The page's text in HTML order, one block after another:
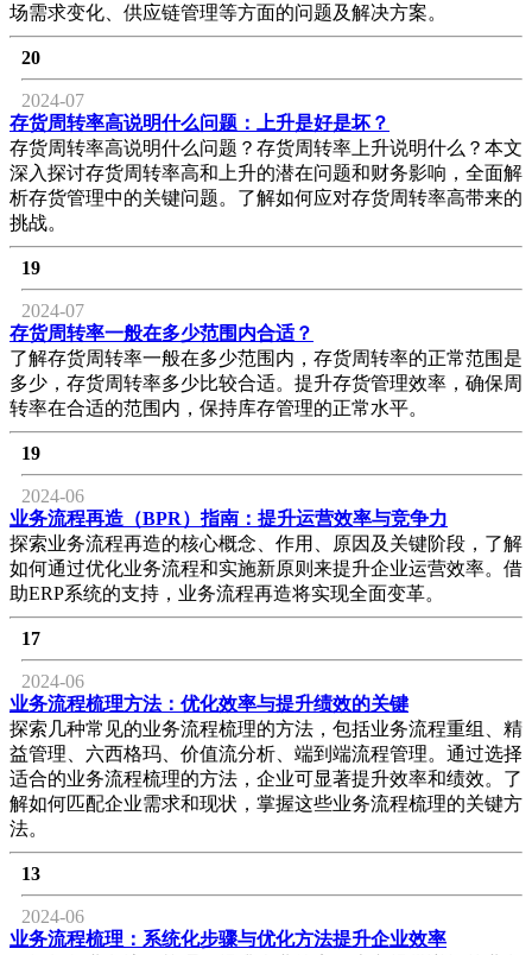
场需求变化、供应链管理等方面的问题及解决方案。
20
2024-07
存货周转率高说明什么问题：上升是好是坏？
存货周转率高说明什么问题？存货周转率上升说明什么？本文
深入探讨存货周转率高和上升的潜在问题和财务影响，全面解
析存货管理中的关键问题。了解如何应对存货周转率高带来的
挑战。
19
2024-07
存货周转率一般在多少范围内合适？
了解存货周转率一般在多少范围内，存货周转率的正常范围是
多少，存货周转率多少比较合适。提升存货管理效率，确保周
转率在合适的范围内，保持库存管理的正常水平。
19
2024-06
业务流程再造（BPR）指南：提升运营效率与竞争力
探索业务流程再造的核心概念、作用、原因及关键阶段，了解
如何通过优化业务流程和实施新原则来提升企业运营效率。借
助ERP系统的支持，业务流程再造将实现全面变革。
17
2024-06
业务流程梳理方法：优化效率与提升绩效的关键
探索几种常见的业务流程梳理的方法，包括业务流程重组、精
益管理、六西格玛、价值流分析、端到端流程管理。通过选择
适合的业务流程梳理的方法，企业可显著提升效率和绩效。了
解如何匹配企业需求和现状，掌握这些业务流程梳理的关键方
法。
13
2024-06
业务流程梳理：系统化步骤与优化方法提升企业效率